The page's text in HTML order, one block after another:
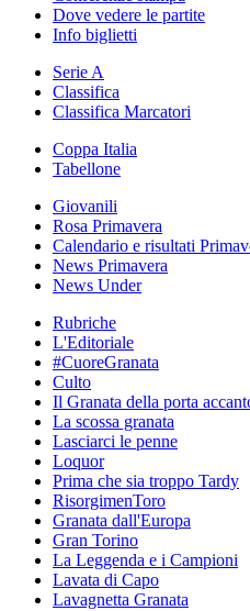
Dove vedere le partite
Info biglietti
Serie A
Classifica
Classifica Marcatori
Coppa Italia
Tabellone
Giovanili
Rosa Primavera
Calendario e risultati
News Primavera
News Under
Rubriche
L'Editoriale
#CuoreGranata
Culto
Il Granata della porta
La scossa granata
Lasciarci le penne
Loquor
Prima che sia troppo Tardy
RisorgimenToro
Granata dall'Europa
Gran Torino
La Leggenda e i Campioni
Lavata di Capo
Lavagnetta Granata